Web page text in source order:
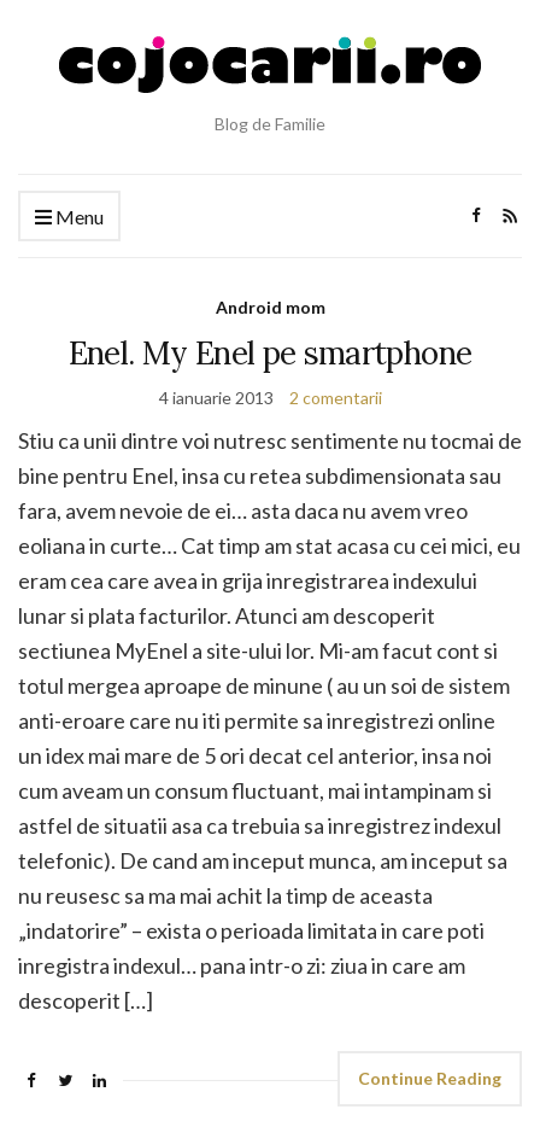
Blog de Familie
Menu
Android mom
Enel. My Enel pe smartphone
4 ianuarie 2013 2 comentarii
Stiu ca unii dintre voi nutresc sentimente nu tocmai de
bine pentru Enel, insa cu retea subdimensionata sau
fara, avem nevoie de ei… asta daca nu avem vreo
eoliana in curte… Cat timp am stat acasa cu cei mici, eu
eram cea care avea in grija inregistrarea indexului
lunar si plata facturilor. Atunci am descoperit
sectiunea MyEnel a site-ului lor. Mi-am facut cont si
totul mergea aproape de minune ( au un soi de sistem
anti-eroare care nu iti permite sa inregistrezi online
un idex mai mare de 5 ori decat cel anterior, insa noi
cum aveam un consum fluctuant, mai intampinam si
astfel de situatii asa ca trebuia sa inregistrez indexul
telefonic). De cand am inceput munca, am inceput sa
nu reusesc sa ma mai achit la timp de aceasta
„indatorire” – exista o perioada limitata in care poti
inregistra indexul… pana intr-o zi: ziua in care am
descoperit […]
Continue Reading